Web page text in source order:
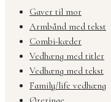
Gaver til mor
Armbånd med tekst
Combi-kæder
Vedhæng med titler
Vedhæng med tekst
Family/life vedhæng